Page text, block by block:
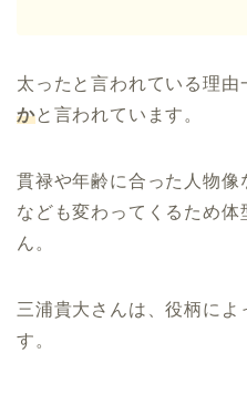
太ったと言われている理由
かと言われています。
貫禄や年齢に合った人物像
なども変わってくるため
ん。
三浦貴大さんは、役柄に
す。